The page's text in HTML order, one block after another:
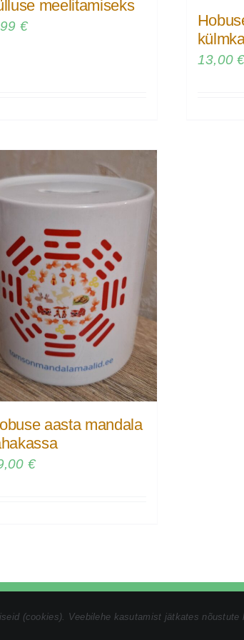
meelitamiseks
€
13,00
aasta mandala
€
| Privaatsustingimused | Ostuprotsess|
(cookies). Veebilehe kasutamist jätkates